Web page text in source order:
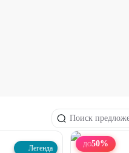
Легенда ДО50%